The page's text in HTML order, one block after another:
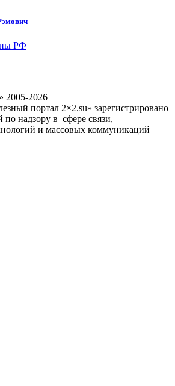
РФ
2026
портал 2×2.su» зарегистрировано
надзору в сфере связи,
и массовых коммуникаций